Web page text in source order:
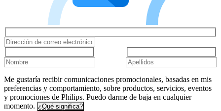
Me gustaría recibir comunicaciones promocionales, basadas en mis
preferencias y comportamiento, sobre productos, servicios, eventos
y promociones de Philips. Puedo darme de baja en cualquier
momento. ¿Qué significa?